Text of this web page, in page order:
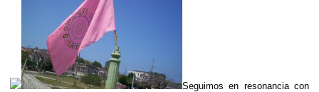
Seguimos en resonancia con